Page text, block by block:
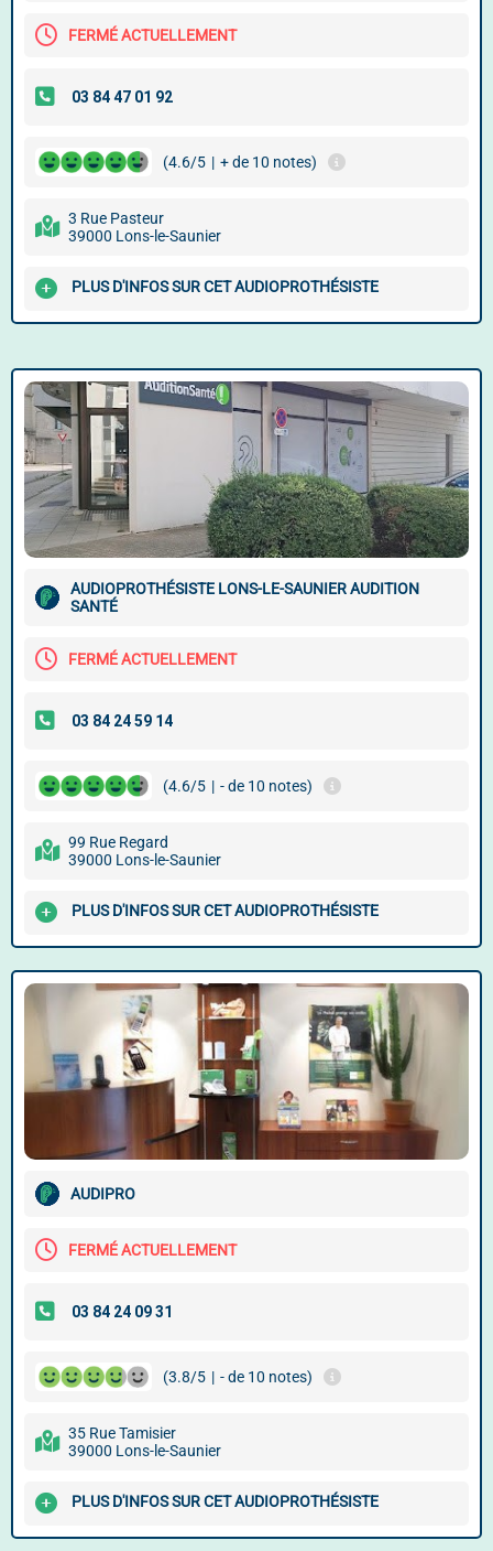
FERMÉ ACTUELLEMENT
(4.6/5 | + de 10 notes)
3 Rue Pasteur
39000 Lons-le-Saunier
PLUS D'INFOS SUR CET AUDIOPROTHÉSISTE
AUDIOPROTHÉSISTE LONS-LE-SAUNIER AUDITION
SANTÉ
FERMÉ ACTUELLEMENT
(4.6/5 | - de 10 notes)
99 Rue Regard
39000 Lons-le-Saunier
PLUS D'INFOS SUR CET AUDIOPROTHÉSISTE
AUDIPRO
FERMÉ ACTUELLEMENT
(3.8/5 | - de 10 notes)
35 Rue Tamisier
39000 Lons-le-Saunier
PLUS D'INFOS SUR CET AUDIOPROTHÉSISTE